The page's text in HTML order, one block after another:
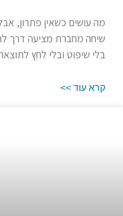
מה עושים כשאין פתרון, אבל
שיחה מחברת מציעה דרך
בלי שיפוט ובלי לחץ לתוצאה.
קרא עוד >>